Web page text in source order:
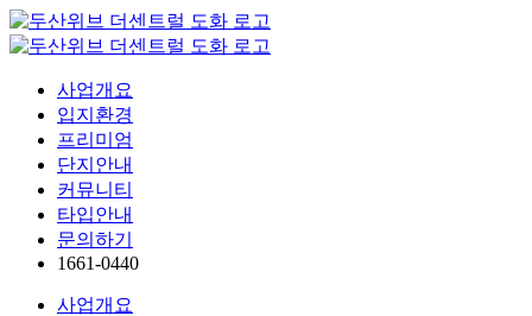
콘
텐
사업개요
입지환경
프리미엄
단지안내
커뮤니티
타입안내
문의하기
1661-0440
사업개요